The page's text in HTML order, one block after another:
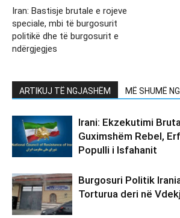
Iran: Bastisje brutale e rojeve
speciale, mbi të burgosurit
politikë dhe të burgosurit e
ndërgjegjes
ARTIKUJ TË NGJASHËM MË SHUMË
Irani: Ekzekutimi
Guximshëm Rebel,
Populli i Isfahanit
Burgosuri Politik
Torturua deri në